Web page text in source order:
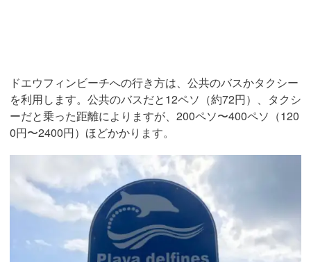
ドエウフィンビーチへの行き方は、公共のバスかタクシー
を利用します。公共のバスだと12ペソ（約72円）、タクシ
ーだと乗った距離によりますが、200ペソ〜400ペソ（120
0円〜2400円）ほどかかります。